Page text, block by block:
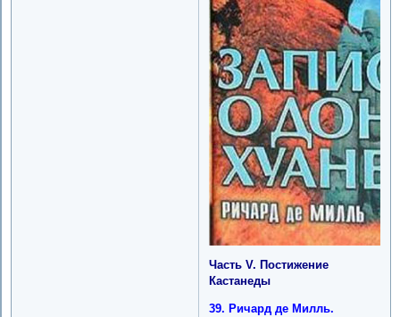
Часть V. Постижение
Кастанеды
39. Ричард де Милль.